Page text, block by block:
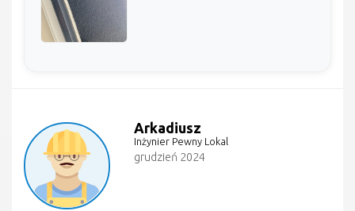
Arkadiusz
Inżynier Pewny Lokal
grudzień 2024